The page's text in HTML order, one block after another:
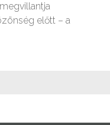
előtt – a